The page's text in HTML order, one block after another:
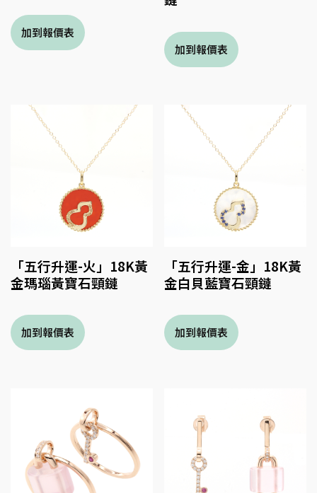
「五行升運-火」18K黃
金瑪瑙黃寶石頸鏈
「五行升運-金」18K黃
金白貝藍寶石頸鏈